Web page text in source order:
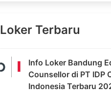
Loker Terbaru
Info Loker Bandung
Counsellor di PT IDP
Indonesia Terbaru